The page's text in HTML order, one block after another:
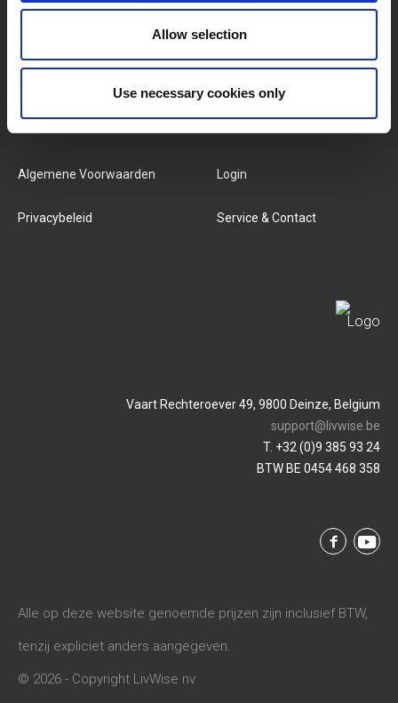
Allow selection
Use necessary cookies only
Nieuwe Producten
Ons Team
Algemene Voorwaarden
Privacybeleid
Login
Service & Contact
Vaart Rechteroever 49, 9800 Deinze, Belgium
support@livwise.be
T. +32 (0)9 385 93 24
BTW BE 0454 468 358
Alle op deze website genoemde prijzen zijn inclusief BTW,
tenzij expliciet anders aangegeven.
© 2026 - Copyright LivWise nv